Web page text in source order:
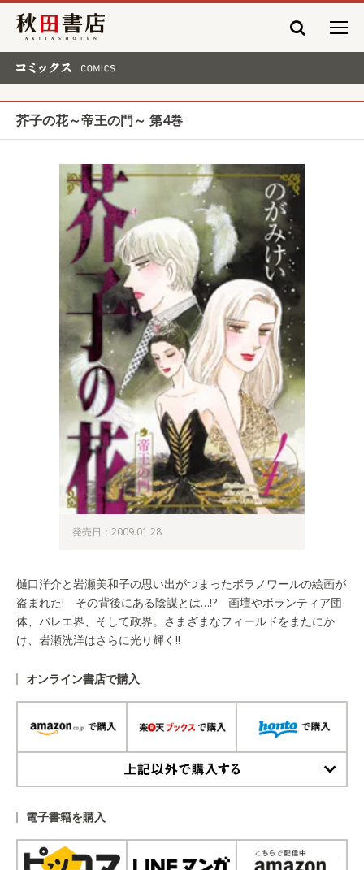
秋田書店
芥子の花～帝王の門～ 第4巻
発売日：2009.01.28
樋口洋介と岩瀬美和子の思い出がつまったボラノワールの絵画が
盗まれた! その背後にある陰謀とは…!? 画壇やボランティア団
体、バレエ界、そして政界。さまざまなフィールドをまたにか
け、岩瀬洸洋はさらに光り輝く!!
オンライン書店で購入
電子書籍を購入